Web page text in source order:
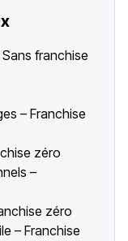
franchise
– Franchise
zéro
–
zéro
– Franchise